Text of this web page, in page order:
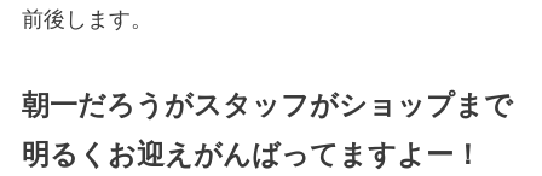
前後します。
朝一だろうがスタッフがショップまで
明るくお迎えがんばってますよー！